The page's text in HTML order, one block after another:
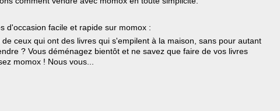
d'occasion facile et rapide sur momox :
de ceux qui ont des livres qui s'empilent à la maison, sans pour autant
? Vous déménagez bientôt et ne savez que faire de vos livres
momox ! Nous vous...